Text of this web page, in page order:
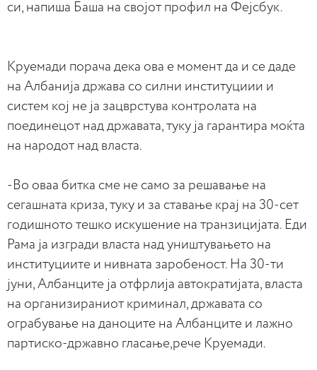
си, напиша Баша на својот профил на Фејсбук.
Круемади порача дека ова е момент да и се даде
на Албанија држава со силни институциии и
систем кој не ја зацврстува контролата на
поединецот над државата, туку ја гарантира моќта
на народот над власта.
-Во оваа битка сме не само за решавање на
сегашната криза, туку и за ставање крај на 30-сет
годишното тешко искушение на транзицијата. Еди
Рама ја изгради власта над уништувањето на
институциите и нивната заробеност. На 30-ти
јуни, Албанците ја отфрлија автократијата, власта
на организираниот криминал, државата со
ограбување на даноците на Албанците и лажно
партиско-државно гласање,рече Круемади.